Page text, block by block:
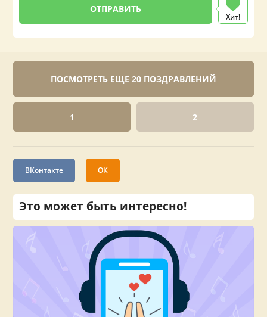
Хит!
ПОСМОТРЕТЬ ЕЩЕ 20 ПОЗДРАВЛЕНИЙ
1 2
ВКонтакте ОК
Это может быть интересно!